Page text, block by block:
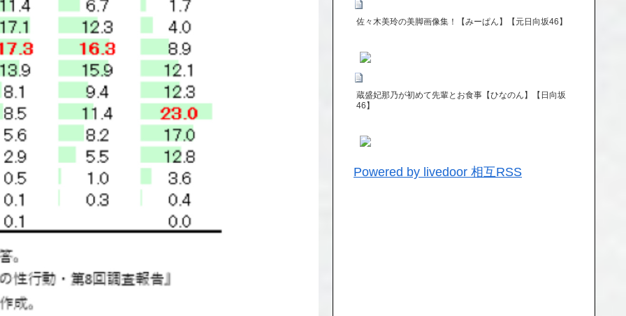
佐々木美玲の美脚画像集！【みーぱん】【元日向坂46】
蔵盛妃那乃が初めて先輩とお食事【ひなのん】【日向坂
46】
Powered by livedoor 相互RSS